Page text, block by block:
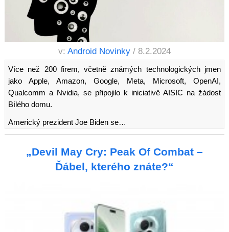
v: Android Novinky / 8.2.2024
Více než 200 firem, včetně známých technologických jmen
jako Apple, Amazon, Google, Meta, Microsoft, OpenAI,
Qualcomm a Nvidia, se připojilo k iniciativě AISIC na žádost
Bílého domu.
Americký prezident Joe Biden se…
„Devil May Cry: Peak Of Combat –
Ďábel, kterého znáte?“